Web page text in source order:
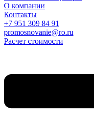
О компании
Контакты
+7 951 309 84 91
promosnovanie@ro.ru
Расчет стоимости